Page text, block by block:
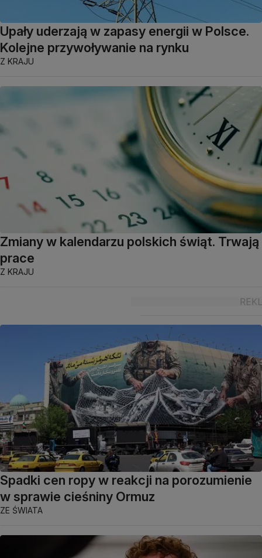
Upały uderzają w zapasy energii w Polsce.
Kolejne przywoływanie na rynku
Z KRAJU
Zmiany w kalendarzu polskich świąt. Trwają
prace
Z KRAJU
Spadki cen ropy w reakcji na porozumienie
w sprawie cieśniny Ormuz
ZE ŚWIATA